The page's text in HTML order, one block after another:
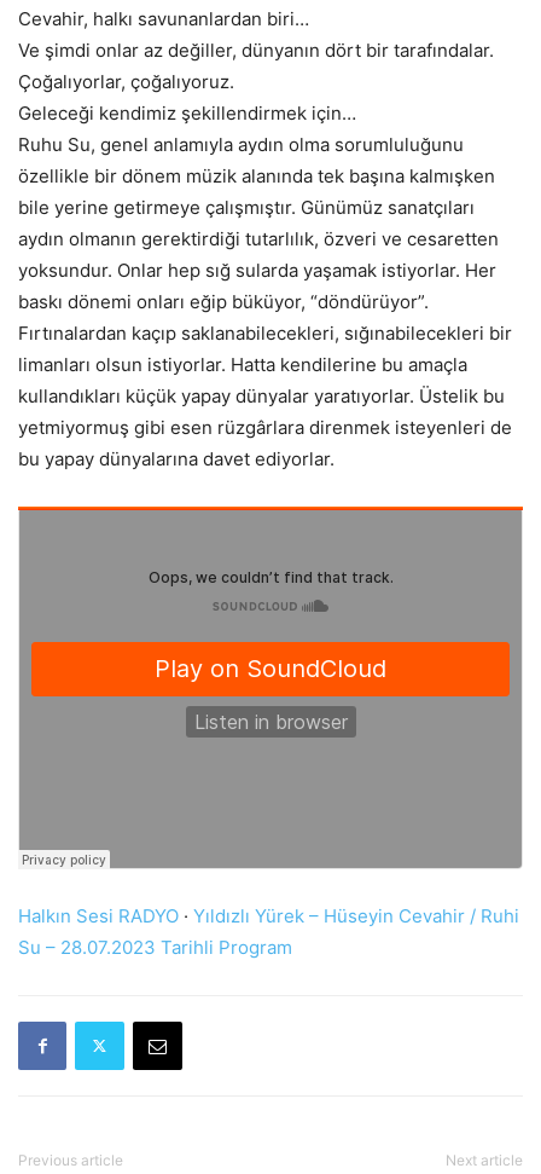
Cevahir, halkı savunanlardan biri…
Ve şimdi onlar az değiller, dünyanın dört bir tarafındalar.
Çoğalıyorlar, çoğalıyoruz.
Geleceği kendimiz şekillendirmek için…
Ruhu Su, genel anlamıyla aydın olma sorumluluğunu
özellikle bir dönem müzik alanında tek başına kalmışken
bile yerine getirmeye çalışmıştır. Günümüz sanatçıları
aydın olmanın gerektirdiği tutarlılık, özveri ve cesaretten
yoksundur. Onlar hep sığ sularda yaşamak istiyorlar. Her
baskı dönemi onları eğip büküyor, “döndürüyor”.
Fırtınalardan kaçıp saklanabilecekleri, sığınabilecekleri bir
limanları olsun istiyorlar. Hatta kendilerine bu amaçla
kullandıkları küçük yapay dünyalar yaratıyorlar. Üstelik bu
yetmiyormuş gibi esen rüzgârlara direnmek isteyenleri de
bu yapay dünyalarına davet ediyorlar.
Halkın Sesi RADYO · Yıldızlı Yürek – Hüseyin Cevahir / Ruhi
Su – 28.07.2023 Tarihli Program
Previous article Next article